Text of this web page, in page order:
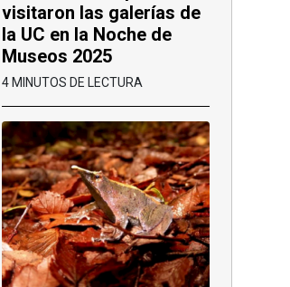
visitaron las galerías de
la UC en la Noche de
Museos 2025
4 MINUTOS DE LECTURA